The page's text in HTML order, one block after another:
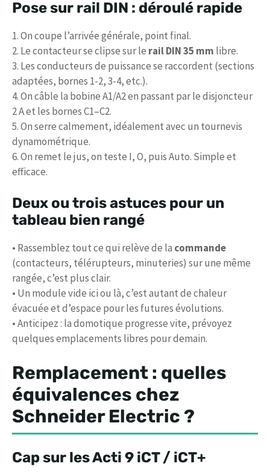
Pose sur rail DIN : déroulé rapide
1. On coupe l’arrivée générale, point final.
2. Le contacteur se clipse sur le rail DIN 35 mm libre.
3. Les conducteurs de puissance se raccordent (sections
adaptées, bornes 1-2, 3-4, etc.).
4. On câble la bobine A1/A2 en passant par le disjoncteur
2 A et les bornes C1–C2.
5. On serre calmement, idéalement avec un tournevis
dynamométrique.
6. On remet le jus, on teste I, O, puis Auto. Simple et
efficace.
Deux ou trois astuces pour un
tableau bien rangé
• Rassemblez tout ce qui relève de la commande
(contacteurs, télérupteurs, minuteries) sur une même
rangée, c’est plus clair.
• Un module vide ici ou là, c’est autant de chaleur
évacuée et d’espace pour les futures évolutions.
• Anticipez : la domotique progresse vite, prévoyez
quelques emplacements libres pour demain.
Remplacement : quelles
équivalences chez
Schneider Electric ?
Cap sur les Acti 9 iCT / iCT+